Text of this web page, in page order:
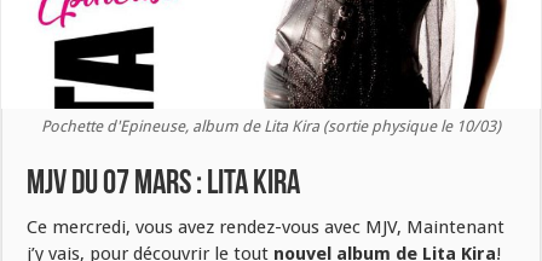
Pochette d'Epineuse, album de Lita Kira (sortie physique le 10/03)
MJV du 07 mars : Lita Kira
Ce mercredi, vous avez rendez-vous avec MJV, Maintenant
j’y vais, pour découvrir le tout nouvel album de Lita Kira!